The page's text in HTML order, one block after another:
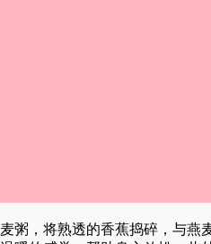
粥，将熟透的香蕉捣碎，与燕